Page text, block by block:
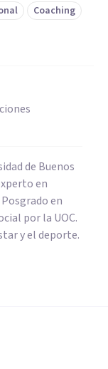
Coaching
de Buenos
en
en
por la UOC.
y el deporte.